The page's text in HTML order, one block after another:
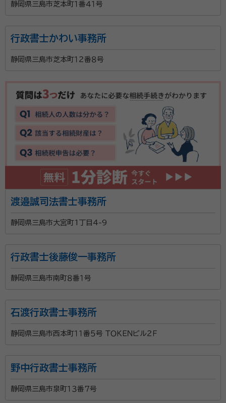
静岡県三島市芝本町１番４１号
行政書士かわい事務所
静岡県三島市芝本町１２番８号
渡邉誠司法書士事務所
静岡県三島市大宮町1丁目4-9
行政書士後藤俊一事務所
静岡県三島市南町８番１号
石渡行政書士事務所
静岡県三島市西本町１１番５号 ＴＯＫＥＮビル２Ｆ
野中行政書士事務所
静岡県三島市泉町１３番７号